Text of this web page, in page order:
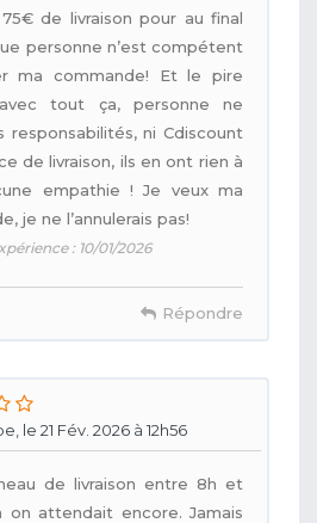
de livraison pour au final
personne n’est compétent
ma commande! Et le pire
tout ça, personne ne
responsabilités, ni Cdiscount
de livraison, ils en ont rien à
empathie ! Je veux ma
je ne l’annulerais pas!
: 10/01/2026
Répondre
le 21 Fév. 2026 à 12h56
de livraison entre 8h et
on attendait encore. Jamais